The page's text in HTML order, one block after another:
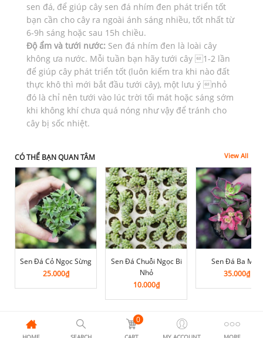
sen đá, để giúp cây sen đá nhím đen phát triển tốt
bạn cần cho cây ra ngoài ánh sáng nhiều, tốt nhất từ
6-9h sáng hoặc sau 15h chiều.
Độ ẩm và tưới nước: Sen đá nhím đen là loài cây
không ưa nước. Mỗi tuần bạn hãy tưới cây 1-2 lần
để giúp cây phát triển tốt (luôn kiểm tra khi nào đất
thực khô thì mới bắt đầu tưới cây), một lưu ý nhỏ
đó là chỉ nên tưới vào lúc trời tối mát hoặc sáng sớm
khi không khí chưa quá nóng như vậy để tránh cho
cây bị sốc nhiệt.
CÓ THỂ BẠN QUAN TÂM View All
Sen Đá Cỏ Ngọc Sừng
25.000₫
Sen Đá Chuỗi Ngọc Bi
Nhỏ
10.000₫
Sen Đá Ba Màu
35.000₫
0